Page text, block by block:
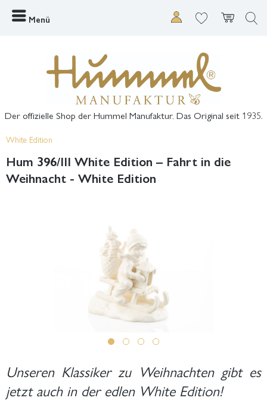
Menü
Der offizielle Shop der Hummel Manufaktur. Das Original seit 1935.
White Edition
Hum 396/III White Edition – Fahrt in die
Weihnacht - White Edition
Unseren Klassiker zu Weihnachten gibt es
jetzt auch in der edlen White Edition!